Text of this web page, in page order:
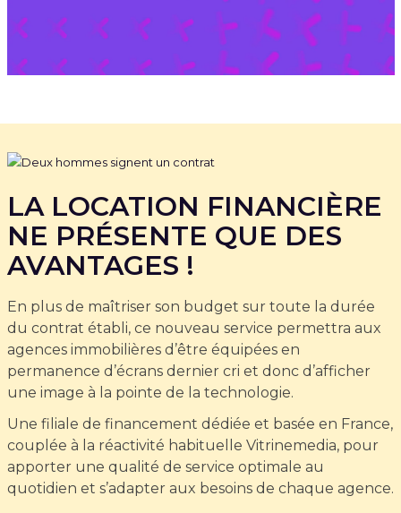
LA LOCATION FINANCIÈRE
NE PRÉSENTE QUE DES
AVANTAGES !
En plus de maîtriser son budget sur toute la durée
du contrat établi, ce nouveau service permettra aux
agences immobilières d’être équipées en
permanence d’écrans dernier cri et donc d’afficher
une image à la pointe de la technologie.
Une filiale de financement dédiée et basée en France,
couplée à la réactivité habituelle Vitrinemedia, pour
apporter une qualité de service optimale au
quotidien et s’adapter aux besoins de chaque agence.